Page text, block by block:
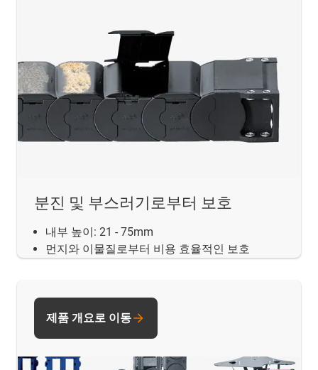
분진 및 부스러기로부터 보호
내부 높이: 21 - 75mm
먼지와 이물질로부터 비용 효율적인 보호
제품 개요로 이동